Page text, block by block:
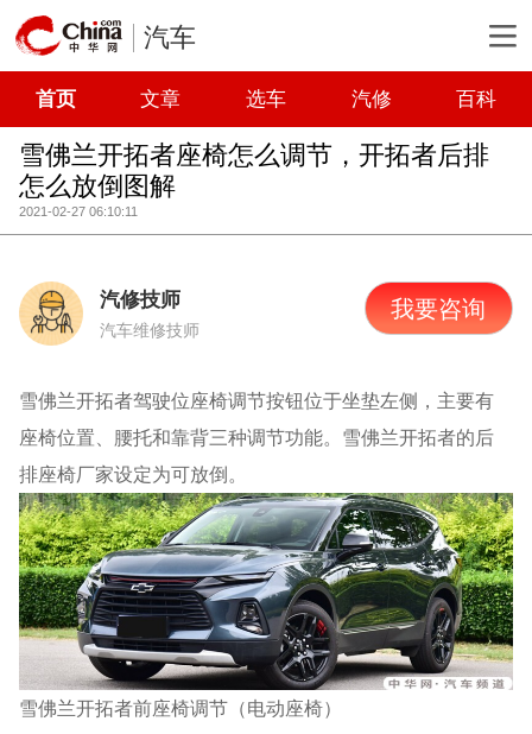
汽车
首页 文章 选车 汽修 百科
雪佛兰开拓者座椅怎么调节，开拓者后排
怎么放倒图解
2021-02-27 06:10:11
汽修技师
汽车维修技师
我要咨询
雪佛兰开拓者驾驶位座椅调节按钮位于坐垫左侧，主要有
座椅位置、腰托和靠背三种调节功能。雪佛兰开拓者的后
排座椅厂家设定为可放倒。
雪佛兰开拓者前座椅调节（电动座椅）